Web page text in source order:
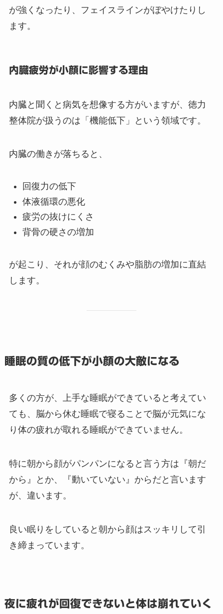
が強くなったり、フェイスラインがぼやけたりし
ます。
内臓疲労が小顔に影響する理由
内臓と聞くと病気を想像する方がいますが、徳力
整体院が扱うのは「機能低下」という領域です。
内臓の働きが落ちると、
回復力の低下
体液循環の悪化
疲労の抜けにくさ
背骨の硬さの増加
が起こり、それが顔のむくみや脂肪の増加に直結
します。
睡眠の質の低下が小顔の大敵になる
多くの方が、上手な睡眠ができていると考えてい
ても、脳から休む睡眠で寝ることで脳が元気にな
り体の疲れが取れる睡眠ができていません。
特に朝から顔がパンパンになると言う方は『朝だ
から』とか、『動いていない』からだと言います
が、違います。
良い眠りをしていると朝から顔はスッキリして引
き締まっています。
夜に疲れが回復できないと体は崩れていく